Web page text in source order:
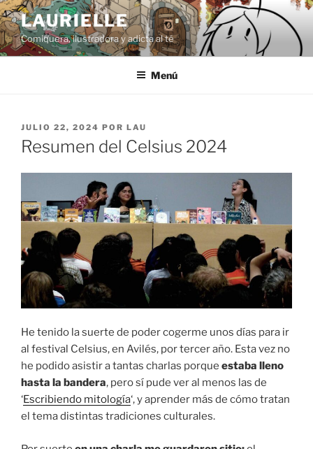
Saltar
al
contenido
LAURIELLE
Comiquera, ilustradora y adicta al té
Menú
PUBLICADO
EL
JULIO 22, 2024 POR LAU
Resumen del Celsius 2024
He tenido la suerte de poder cogerme unos días para ir
al festival Celsius, en Avilés, por tercer año. Esta vez no
he podido asistir a tantas charlas porque estaba lleno
hasta la bandera, pero sí pude ver al menos las de
‘Escribiendo mitología‘, y aprender más de cómo tratan
el tema distintas tradiciones culturales.